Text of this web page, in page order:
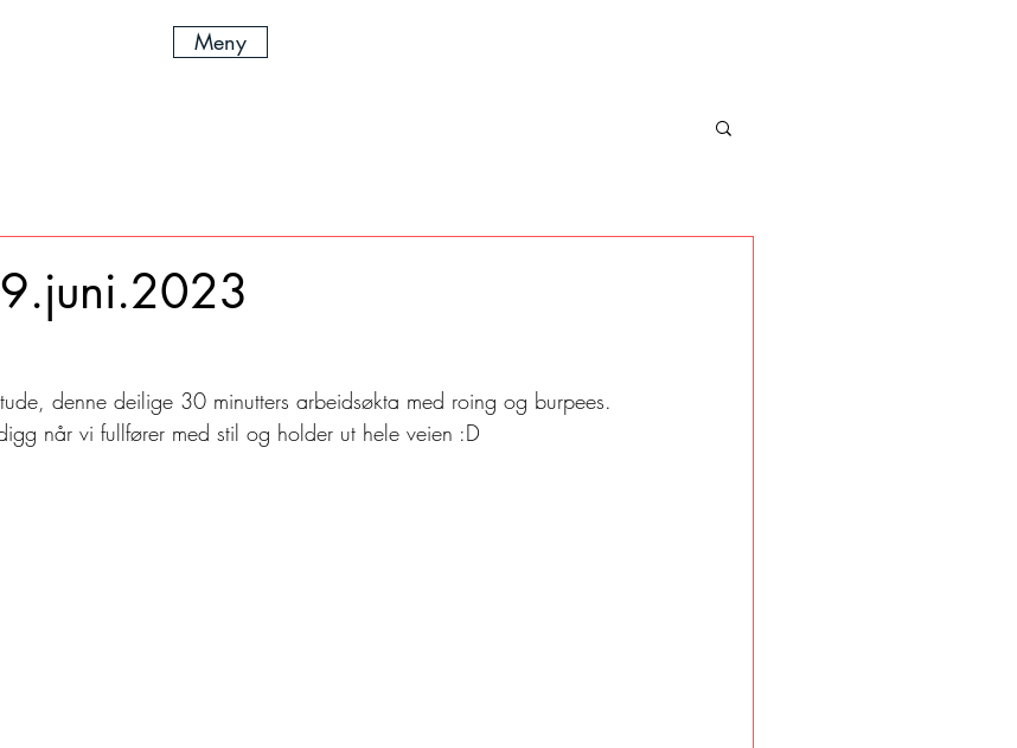
Meny
denne deilige 30 minutters arbeidsøkta med roing og burpees.
når vi fullfører med stil og holder ut hele veien :D